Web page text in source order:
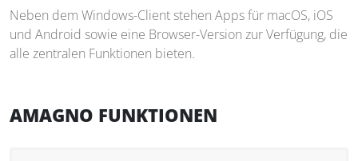
Neben dem Windows-Client stehen Apps für macOS, iOS
und Android sowie eine Browser-Version zur Verfügung, die
alle zentralen Funktionen bieten.
AMAGNO FUNKTIONEN